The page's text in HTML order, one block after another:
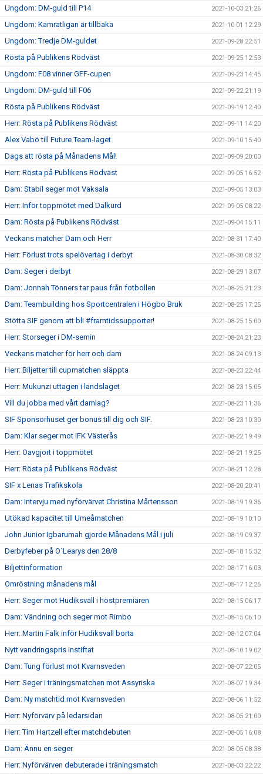
Ungdom: DM-guld till P14 2021-10-03 21:26
Ungdom: Kamratligan är tillbaka 2021-10-01 12:29
Ungdom: Tredje DM-guldet 2021-09-28 22:51
Rösta på Publikens Rödväst 2021-09-25 12:53
Ungdom: F08 vinner GFF-cupen 2021-09-23 14:45
Ungdom: DM-guld till F06 2021-09-22 21:19
Rösta på Publikens Rödväst 2021-09-19 12:40
Herr: Rösta på Publikens Rödväst 2021-09-11 14:20
Alex Vabö till Future Team-laget 2021-09-10 15:40
Dags att rösta på Månadens Mål! 2021-09-09 20:00
Herr: Rösta på Publikens Rödväst 2021-09-05 16:52
Dam: Stabil seger mot Vaksala 2021-09-05 13:03
Herr: Inför toppmötet med Dalkurd 2021-09-05 08:22
Dam: Rösta på Publikens Rödväst 2021-09-04 15:11
Veckans matcher Dam och Herr 2021-08-31 17:40
Herr: Förlust trots spelövertag i derbyt 2021-08-30 08:32
Dam: Seger i derbyt 2021-08-29 13:07
Dam: Jonnah Tönners tar paus från fotbollen 2021-08-25 21:23
Dam: Teambuilding hos Sportcentralen i Högbo Bruk 2021-08-25 17:25
Stötta SIF genom att bli #framtidssupporter! 2021-08-25 15:00
Herr: Storseger i DM-semin 2021-08-24 21:23
Veckans matcher för herr och dam 2021-08-24 09:13
Herr: Biljetter till cupmatchen släppta 2021-08-23 22:44
Herr: Mukunzi uttagen i landslaget 2021-08-23 15:05
Vill du jobba med vårt damlag? 2021-08-23 11:36
SIF Sponsorhuset ger bonus till dig och SIF. 2021-08-23 10:30
Dam: Klar seger mot IFK Västerås 2021-08-22 19:49
Herr: Oavgjort i toppmötet 2021-08-21 19:25
Herr: Rösta på Publikens Rödväst 2021-08-21 12:28
SIF x Lenas Trafikskola 2021-08-20 20:41
Dam: Intervju med nyförvärvet Christina Mårtensson 2021-08-19 19:36
Utökad kapacitet till Umeåmatchen 2021-08-19 10:10
John Junior Igbarumah gjorde Månadens Mål i juli 2021-08-19 09:37
Derbyfeber på O´Learys den 28/8 2021-08-18 15:32
Biljettinformation 2021-08-17 16:03
Omröstning månadens mål 2021-08-17 12:26
Herr: Seger mot Hudiksvall i höstpremiären 2021-08-15 06:17
Dam: Vändning och seger mot Rimbo 2021-08-15 06:10
Herr: Martin Falk inför Hudiksvall borta 2021-08-12 07:04
Nytt vandringspris instiftat 2021-08-10 19:02
Dam: Tung förlust mot Kvarnsveden 2021-08-07 22:05
Herr: Seger i träningsmatchen mot Assyriska 2021-08-07 19:34
Dam: Ny matchtid mot Kvarnsveden 2021-08-06 11:52
Herr: Nyförvärv på ledarsidan 2021-08-05 21:00
Herr: Tim Hartzell efter matchdebuten 2021-08-05 16:08
Dam: Ännu en seger 2021-08-05 08:38
Herr: Nyförvärven debuterade i träningsmatch 2021-08-03 22:22